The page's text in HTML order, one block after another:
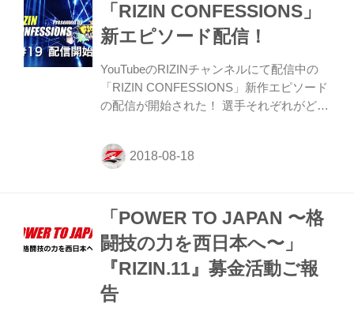
なるドキュメンタリー番組。 新作エピソー
ド（#20）では『RIZIN.11』（7月29日、さ
いたまスーパーアリーナ）で行われた堀口
恭司vs扇久保博正、石岡沙織vs山本美憂、
北岡悟vsディエゴ・ブランダオン、イリ
ー・プロハースカvsブルーノ・カッペロー
「RIZIN CONFESSIONS」
新エピソード配信！
YouTubeのRIZINチャンネルにて配信中の
「RIZIN CONFESSIONS」新作エピソード
の配信が開始された！ 選手それぞれがどの
日々の練習。さらに家族や恩師たちが語る
選手の人間性など日常生活に密着しなが
なるドキュメンタリー番組。 新作エピソー
ド（#19）では、7月29日（日）さいたまス
ーパーアリーナで開催された『RIZIN.11』
に出場した五味隆典選手、浅倉カンナ選
手、RENA選手を中心に大会の舞台裏に迫
る。 会場のファンを総立ちにさせた派手な
「POWER TO JAPAN 〜格
闘技の力を西日本へ〜」
『RIZIN.11』募金活動ご報
告